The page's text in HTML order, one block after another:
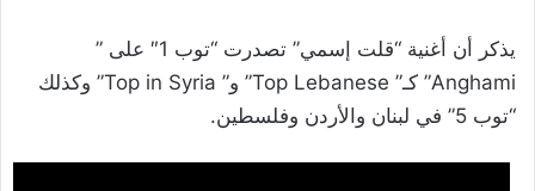
يذكر أن أغنية “قلت إسمي” تصدرت “توب 1″ على ”
Anghami” كـ” Top Lebanese” و” Top in Syria” وكذلك
“توب 5” في لبنان والأردن وفلسطين.